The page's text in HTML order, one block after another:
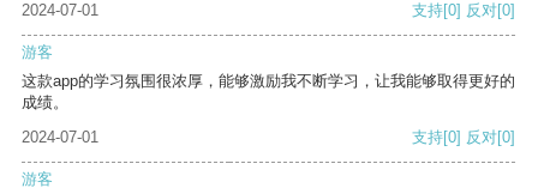
2024-07-01 支持[0] 反对[0]
游客
这款app的学习氛围很浓厚，能够激励我不断学习，让我能够取得更好的
成绩。
2024-07-01
支持[0] 反对[0]
游客